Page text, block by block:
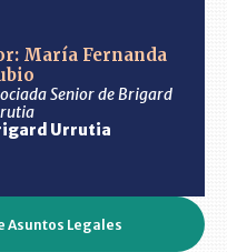
María Fernanda
Senior de Brigard
Urrutia
Asuntos Legales